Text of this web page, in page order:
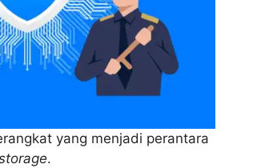
yang menjadi perantara
.